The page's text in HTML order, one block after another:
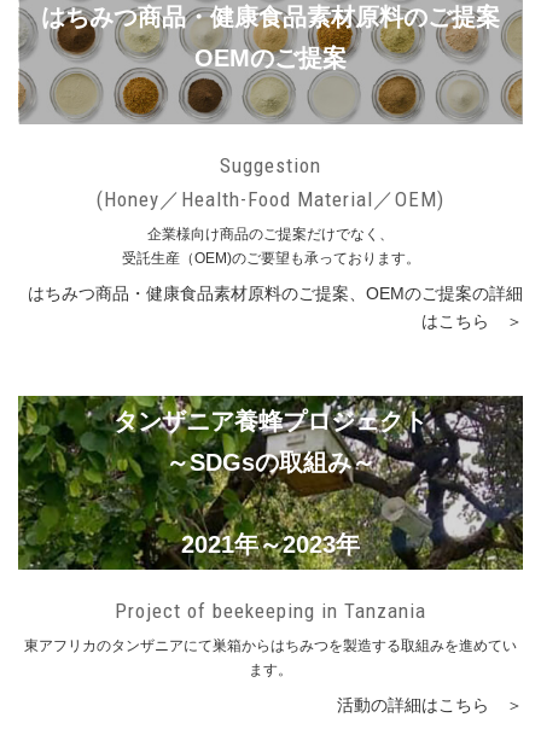
はちみつ商品・健康食品素材原料のご提案
OEMのご提案
Suggestion
(Honey／Health-Food Material／OEM)
企業様向け商品のご提案だけでなく、
受託生産（OEM)のご要望も承っております。
はちみつ商品・健康⾷品素材原料のご提案、OEMのご提案の詳細
はこちら ＞
タンザニア養蜂プロジェクト
～SDGsの取組み～
2021年～2023年
Project of beekeeping in Tanzania
東アフリカのタンザニアにて巣箱からはちみつを製造する取組みを進めてい
ます。
活動の詳細はこちら ＞